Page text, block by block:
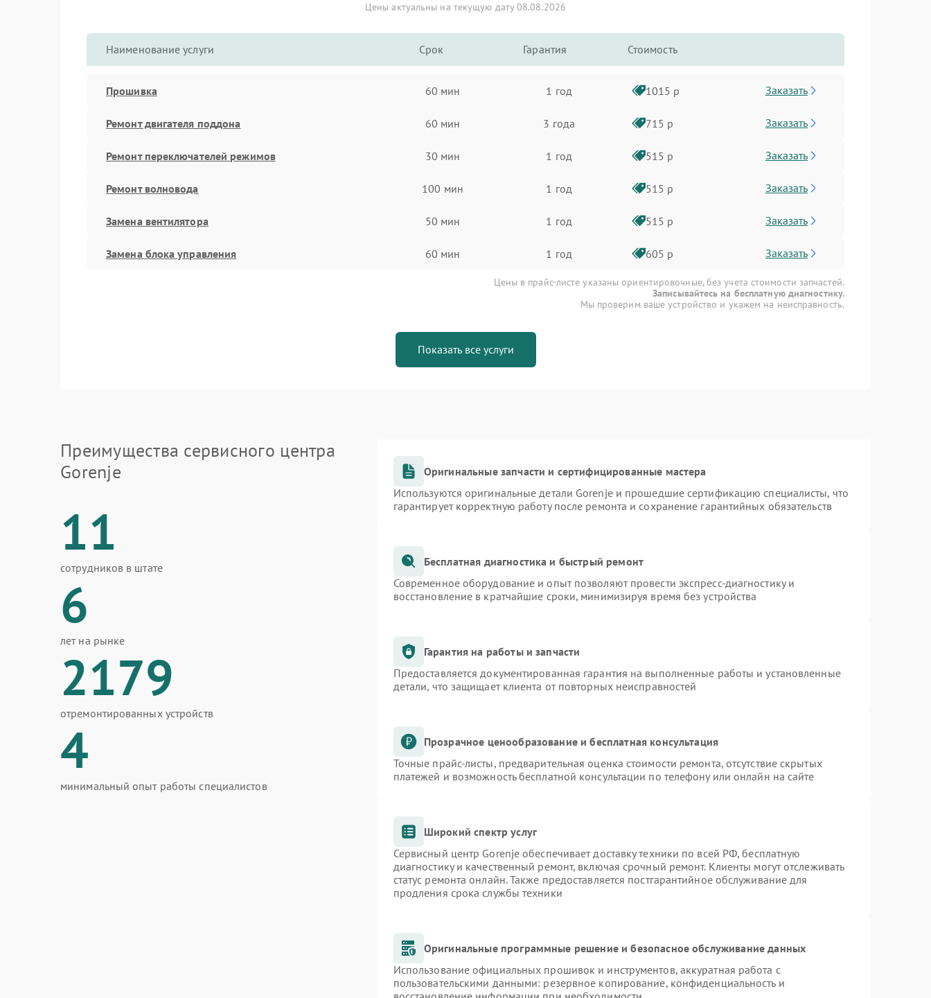
Цены актуальны на текущую дату 08.08.2026
Наименование услуги Срок Гарантия Стоимость
Прошивка 60 мин 1 год 1015 р Заказать
Ремонт двигателя поддона 60 мин 3 года 715 р Заказать
Ремонт переключателей режимов 30 мин 1 год 515 р Заказать
Ремонт волновода 100 мин 1 год 515 р Заказать
Замена вентилятора 50 мин 1 год 515 р Заказать
Замена блока управления 60 мин 1 год 605 р Заказать
Цены в прайс-листе указаны ориентировочные, без учета стоимости запчастей.
Записывайтесь на бесплатную диагностику.
Мы проверим ваше устройство и укажем на неисправность.
Показать все услуги
Преимущества сервисного центра
Gorenje
11
сотрудников в штате
6
лет на рынке
2179
отремонтированных устройств
4
минимальный опыт работы специалистов
Оригинальные запчасти и сертифицированные мастера
Используются оригинальные детали Gorenje и прошедшие сертификацию специалисты, что
гарантирует корректную работу после ремонта и сохранение гарантийных обязательств
Бесплатная диагностика и быстрый ремонт
Современное оборудование и опыт позволяют провести экспресс-диагностику и
восстановление в кратчайшие сроки, минимизируя время без устройства
Гарантия на работы и запчасти
Предоставляется документированная гарантия на выполненные работы и установленные
детали, что защищает клиента от повторных неисправностей
Прозрачное ценообразование и бесплатная консультация
Точные прайс-листы, предварительная оценка стоимости ремонта, отсутствие скрытых
платежей и возможность бесплатной консультации по телефону или онлайн на сайте
Широкий спектр услуг
Сервисный центр Gorenje обеспечивает доставку техники по всей РФ, бесплатную
диагностику и качественный ремонт, включая срочный ремонт. Клиенты могут отслеживать
статус ремонта онлайн. Также предоставляется постгарантийное обслуживание для
продления срока службы техники
Оригинальные программные решение и безопасное обслуживание данных
Использование официальных прошивок и инструментов, аккуратная работа с
пользовательскими данными: резервное копирование, конфиденциальность и